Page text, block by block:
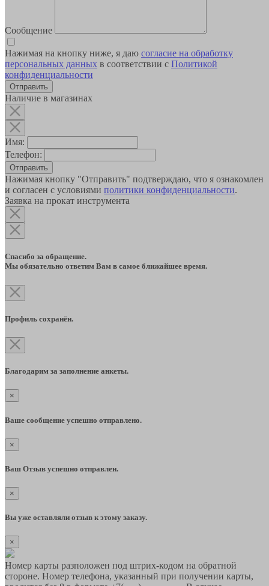
Сообщение
Нажимая на кнопку ниже, я даю согласие на обработку
персональных данных в соответствии с Политикой
конфиденциальности
Наличие в магазинах
Имя:
Телефон:
Отправить
Нажимая кнопку "Отправить" подтверждаю, что я ознакомлен
и согласен с условиями политики конфиденциальности.
Заявка на прокат инструмента
Спасибо за обращение.
Мы обязательно ответим Вам в самое ближайшее время.
Профиль сохранён.
Благодарим за заполнение анкеты.
×
Ваше сообщение успешно отправлено.
×
Ваш Отзыв успешно отправлен.
×
Вы уже оставляли отзыв к этому заказу.
×
Номер карты разположен под штрих-кодом на обратной
стороне. Номер телефона, указанный при получении карты,